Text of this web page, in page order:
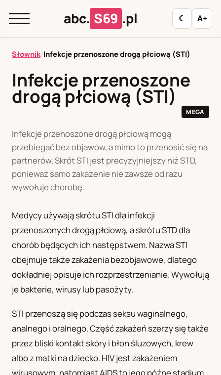
abc. S69 .pl ☾ A+
abc. S69 .pl
A B C D E F G H
T
U W Z Ł
Polityka redakcyjna
PL
Polski
RU
Русский
UA
Українська
Słownik/Infekcje przenoszone drogą płciową (STI)
Infekcje przenoszone
drogą płciową (STI)
MEGA
Infekcje przenoszone drogą płciową mogą
przebiegać bez objawów, a mimo to przenosić się na
partnerów. Skrót STI jest precyzyjniejszy niż STD,
ponieważ samo zakażenie nie zawsze od razu
wywołuje chorobę.
Medycy używają skrótu STI dla infekcji
przenoszonych drogą płciową, a skrótu STD dla
chorób będących ich następstwem. Nazwa STI
obejmuje także zakażenia bezobjawowe, dlatego
dokładniej opisuje ich rozprzestrzenianie. Wywołują
je bakterie, wirusy lub pasożyty.
STI przenoszą się podczas seksu waginalnego,
analnego i oralnego. Część zakażeń szerzy się także
przez bliski kontakt skóry i błon śluzowych, krew
albo z matki na dziecko. HIV jest zakażeniem